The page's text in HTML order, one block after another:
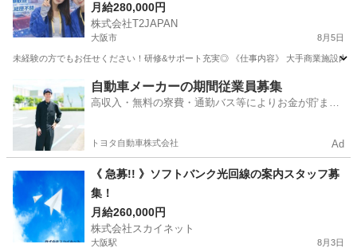
月給280,000円
株式会社T2JAPAN
大阪市 8月5日
未経験の方でもお任せください！研修&サポート充実◎ 《仕事内容》 大手商業施設
携帯ショップ スタッフ
自動車メーカーの期間従業員募集
高収入・無料の寮費・通勤バス等によりお金が貯まり
トヨタ自動車株式会社 Ad
《 急募!! 》ソフトバンク光回線の案内スタッフ募
集！
月給260,000円
株式会社スカイネット
大阪駅 8月3日